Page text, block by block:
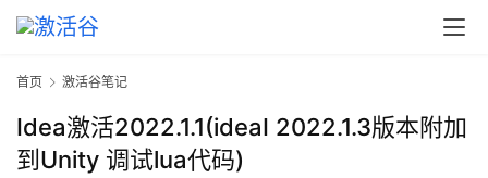
首页 激活谷笔记
Idea激活2022.1.1(ideaI 2022.1.3版本附加
到Unity 调试lua代码)